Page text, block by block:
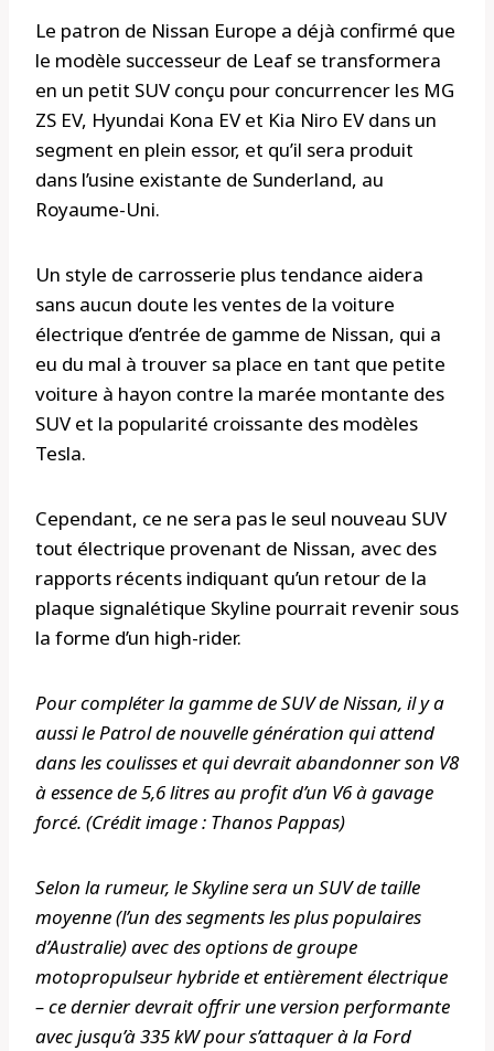
Le patron de Nissan Europe a déjà confirmé que
le modèle successeur de Leaf se transformera
en un petit SUV conçu pour concurrencer les MG
ZS EV, Hyundai Kona EV et Kia Niro EV dans un
segment en plein essor, et qu’il sera produit
dans l’usine existante de Sunderland, au
Royaume-Uni.
Un style de carrosserie plus tendance aidera
sans aucun doute les ventes de la voiture
électrique d’entrée de gamme de Nissan, qui a
eu du mal à trouver sa place en tant que petite
voiture à hayon contre la marée montante des
SUV et la popularité croissante des modèles
Tesla.
Cependant, ce ne sera pas le seul nouveau SUV
tout électrique provenant de Nissan, avec des
rapports récents indiquant qu’un retour de la
plaque signalétique Skyline pourrait revenir sous
la forme d’un high-rider.
Pour compléter la gamme de SUV de Nissan, il y a
aussi le Patrol de nouvelle génération qui attend
dans les coulisses et qui devrait abandonner son V8
à essence de 5,6 litres au profit d’un V6 à gavage
forcé. (Crédit image : Thanos Pappas)
Selon la rumeur, le Skyline sera un SUV de taille
moyenne (l’un des segments les plus populaires
d’Australie) avec des options de groupe
motopropulseur hybride et entièrement électrique
– ce dernier devrait offrir une version performante
avec jusqu’à 335 kW pour s’attaquer à la Ford